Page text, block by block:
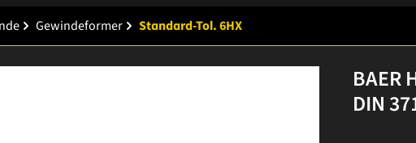
Gewindeformer Standard-Tol. 6HX
BAER
DIN